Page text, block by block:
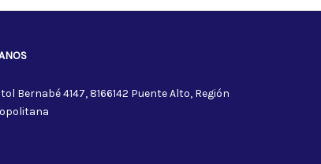
Bernabé 4147, 8166142 Puente Alto, Región